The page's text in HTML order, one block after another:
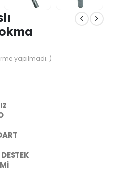
yapılmadı. )